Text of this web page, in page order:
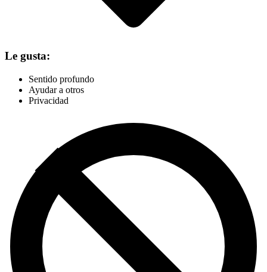
Le gusta:
Sentido profundo
Ayudar a otros
Privacidad